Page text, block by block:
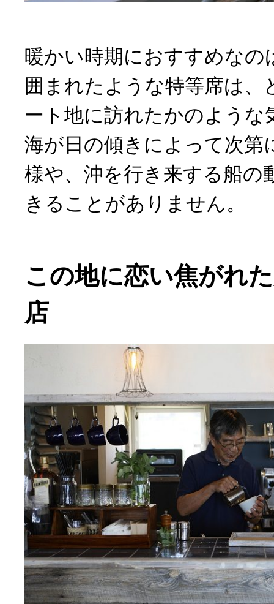
暖かい時期におすすめなの
囲まれたような特等席は、
ート地に訪れたかのような
海が日の傾きによって次第
様や、沖を行き来する船の
きることがありません。
この地に恋い焦がれ
店